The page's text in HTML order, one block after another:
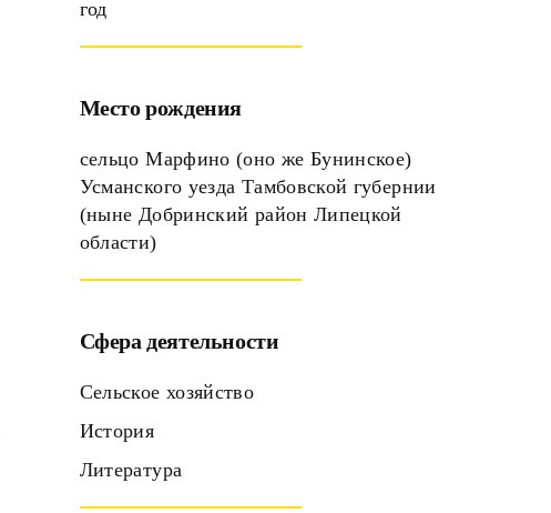
год
Место рождения
сельцо Марфино (оно же Бунинское)
Усманского уезда Тамбовской губернии
(ныне Добринский район Липецкой
области)
Сфера деятельности
Сельское хозяйство
История
Литература